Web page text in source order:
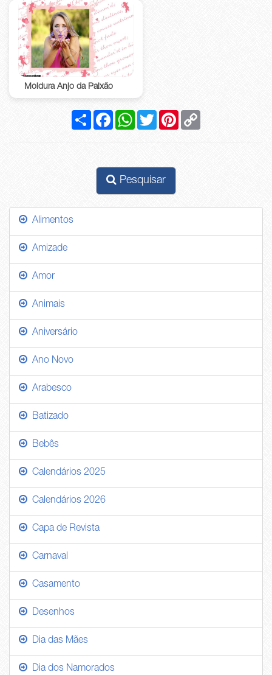
Moldura Anjo da Paixão
Compartilhar
FacebookWhatsApp
Twitter Pinterest
Pesquisar
Alimentos
Amizade
Amor
Animais
Aniversário
Ano Novo
Arabesco
Batizado
Bebês
Calendários 2025
Calendários 2026
Capa de Revista
Carnaval
Casamento
Desenhos
Dia das Mães
Dia dos Namorados